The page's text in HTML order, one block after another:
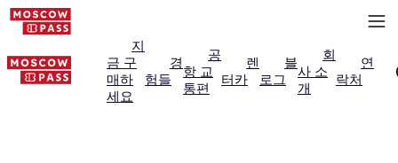
지
금 구
매하
세요
경
험들
공
항 교
통편
렌
터카
블
로그
회
사 소
개
연
락처